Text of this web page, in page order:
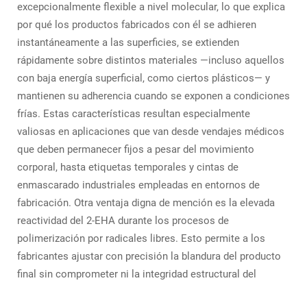
excepcionalmente flexible a nivel molecular, lo que explica
por qué los productos fabricados con él se adhieren
instantáneamente a las superficies, se extienden
rápidamente sobre distintos materiales —incluso aquellos
con baja energía superficial, como ciertos plásticos— y
mantienen su adherencia cuando se exponen a condiciones
frías. Estas características resultan especialmente
valiosas en aplicaciones que van desde vendajes médicos
que deben permanecer fijos a pesar del movimiento
corporal, hasta etiquetas temporales y cintas de
enmascarado industriales empleadas en entornos de
fabricación. Otra ventaja digna de mención es la elevada
reactividad del 2-EHA durante los procesos de
polimerización por radicales libres. Esto permite a los
fabricantes ajustar con precisión la blandura del producto
final sin comprometer ni la integridad estructural del